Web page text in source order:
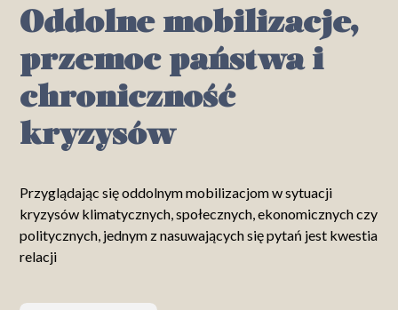
Oddolne mobilizacje,
przemoc państwa i
chroniczność
kryzysów
Przyglądając się oddolnym mobilizacjom w sytuacji
kryzysów klimatycznych, społecznych, ekonomicznych czy
politycznych, jednym z nasuwających się pytań jest kwestia
relacji